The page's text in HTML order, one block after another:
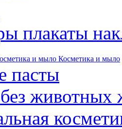
плакаты
Косметика и мыло
пасты
животных